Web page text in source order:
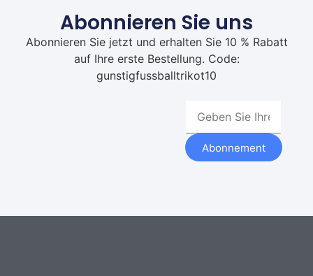
Abonnieren Sie uns
Abonnieren Sie jetzt und erhalten Sie 10 % Rabatt
auf Ihre erste Bestellung. Code:
gunstigfussballtrikot10
Abonnement